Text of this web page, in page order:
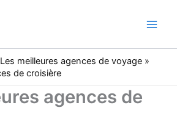
Les meilleures agences de voyage »
de croisière
agences de